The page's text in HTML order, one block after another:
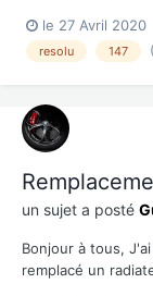
l'origine tous je
🙂 ), durite turbo
le 27 Avril 2020
resolu 147
un sujet a posté
Bonjour à tous,
remplacé un